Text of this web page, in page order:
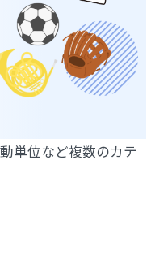
単位など複数のカテ